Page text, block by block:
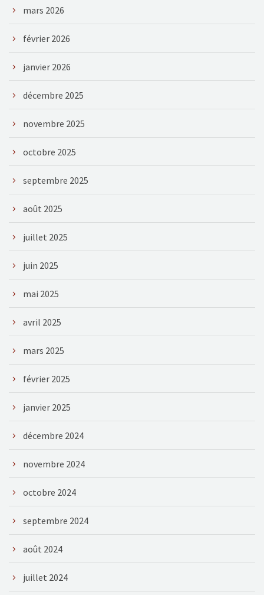
mars 2026
février 2026
janvier 2026
décembre 2025
novembre 2025
octobre 2025
septembre 2025
août 2025
juillet 2025
juin 2025
mai 2025
avril 2025
mars 2025
février 2025
janvier 2025
décembre 2024
novembre 2024
octobre 2024
septembre 2024
août 2024
juillet 2024